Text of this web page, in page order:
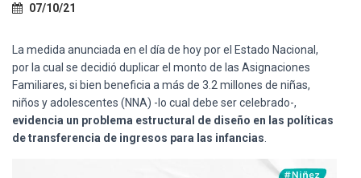
07/10/21
La medida anunciada en el día de hoy por el Estado Nacional,
por la cual se decidió duplicar el monto de las Asignaciones
Familiares, si bien beneficia a más de 3.2 millones de niñas,
niños y adolescentes (NNA) -lo cual debe ser celebrado-,
evidencia un problema estructural de diseño en las políticas
de transferencia de ingresos para las infancias